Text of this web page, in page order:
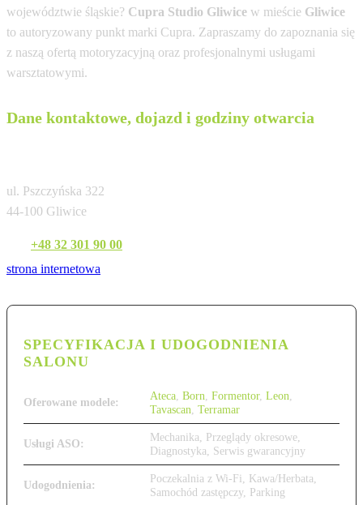
województwie śląskie? Cupra Studio Gliwice w mieście Gliwice
to autoryzowany punkt marki Cupra. Zapraszamy do zapoznania się
z naszą ofertą motoryzacyjną oraz profesjonalnymi usługami
warsztatowymi.
Dane kontaktowe, dojazd i godziny otwarcia
ul. Pszczyńska 322
44-100 Gliwice
+48 32 301 90 00
strona internetowa
SPECYFIKACJA I UDOGODNIENIA
SALONU
Oferowane modele: Ateca Born Formentor, Leon
Tavascan Terramar
Usługi ASO:
Mechanika, Przeglądy okresowe,
Diagnostyka, Serwis gwarancyjny
Udogodnienia:
Poczekalnia z Wi-Fi, Kawa/Herbata,
Samochód zastępczy, Parking